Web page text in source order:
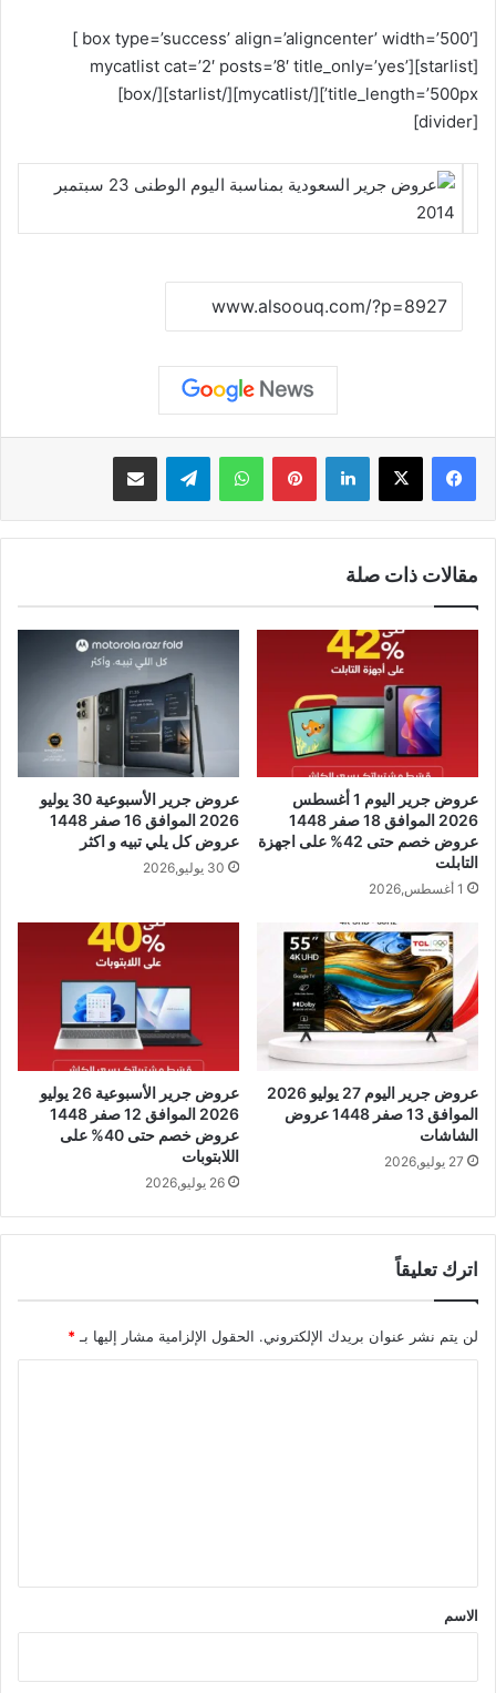
[box type=’success’ align=’aligncenter’ width=’500′ ]
[starlist][mycatlist cat=’2′ posts=’8′ title_only=’yes’
title_length=’500px’][/mycatlist][/starlist][/box]
[divider]
لينكدإن بينتيريستواتساب تيلقرام مشاركة عبر البريد
مقالات ذات صلة
عروض جرير اليوم 1 أغسطس
2026 الموافق 18 صفر 1448
عروض خصم حتى 42% على اجهزة
التابلت
1 أغسطس,2026
عروض جرير الأسبوعية 30 يوليو
2026 الموافق 16 صفر 1448
عروض كل يلي تبيه و اكثر
30 يوليو,2026
عروض جرير اليوم 27 يوليو 2026
الموافق 13 صفر 1448 عروض
الشاشات
27 يوليو,2026
عروض جرير الأسبوعية 26 يوليو
2026 الموافق 12 صفر 1448
عروض خصم حتى 40% على
اللابتوبات
26 يوليو,2026
اترك تعليقاً
لن يتم نشر عنوان بريدك الإلكتروني. الحقول الإلزامية مشار إليها بـ *
*
الاسم